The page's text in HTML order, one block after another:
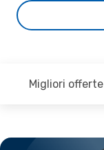
Migliori offerte